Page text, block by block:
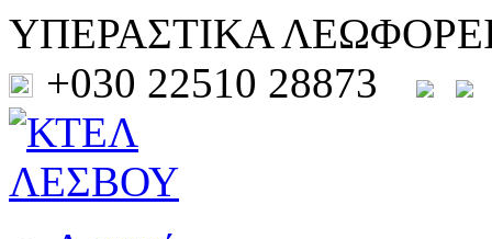
ΥΠΕΡΑΣΤΙΚΑ
+030 22510 28873